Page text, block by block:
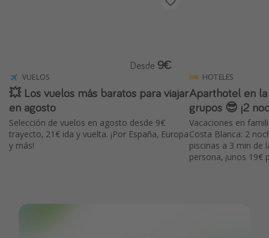
VUELOS
💥 Los vuelos más baratos para viajar
en agosto
Selección de vuelos en agosto desde 9€
trayecto, 21€ ida y vuelta. ¡Por España, Europa
y más!
Desde 9€
HOTELES
Aparthotel en
grupos 😎 ¡2
Vacaciones en
Costa Blanca: 2
piscinas a 3 min de
persona, ¡unos 19€